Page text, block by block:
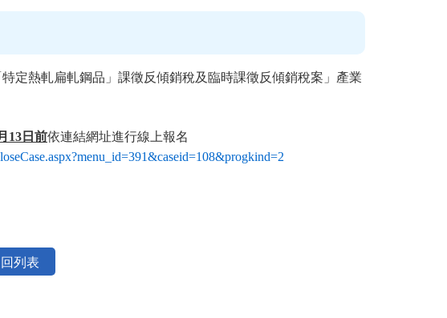
定熱軋扁軋鋼品」課徵反傾銷稅及臨時課徵反傾銷稅案」產業
13日前依連結網址進行線上報名
回列表